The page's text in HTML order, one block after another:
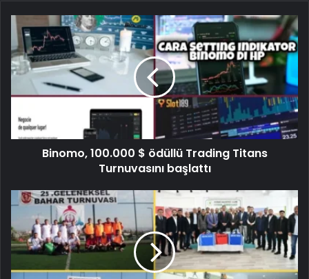
Binomo, 100.000 $ ödüllü Trading Titans
Turnuvasını başlattı